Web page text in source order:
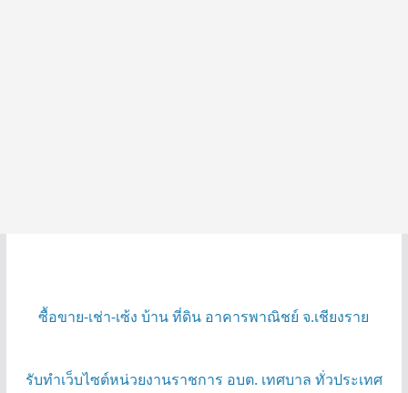
ซื้อขาย-เช่า-เซ้ง บ้าน ที่ดิน อาคารพาณิชย์ จ.เชียงราย
รับทำเว็บไซต์หน่วยงานราชการ อบต. เทศบาล ทั่วประเทศ